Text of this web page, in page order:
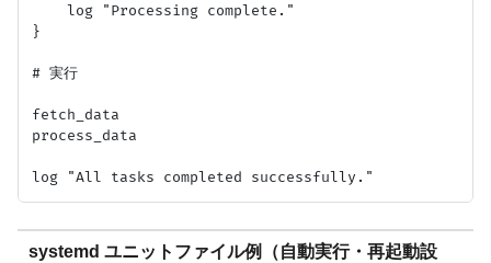
    log "Processing complete."
}
# 実行
fetch_data
process_data
systemd ユニットファイル例（自動実行・再起動設